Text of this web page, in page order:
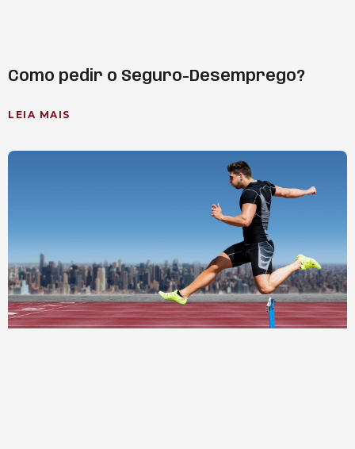
Como pedir o Seguro-Desemprego?
LEIA MAIS